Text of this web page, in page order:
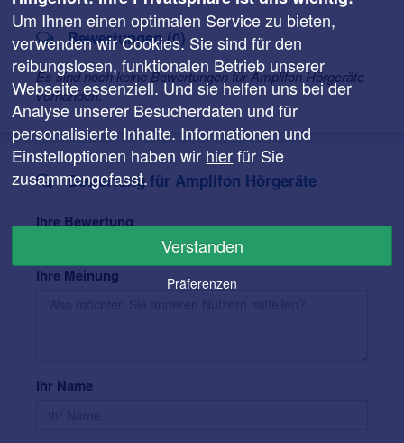
Bewertungen (0)
Es sind noch keine Bewertungen für Amplifon Hörgeräte
vorhanden.
Bewertung für Amplifon Hörgeräte
Ihre Bewertung
Ihre Meinung
Ihr Name
Um Ihnen einen optimalen Service zu bieten,
verwenden wir Cookies. Sie sind für den
reibungslosen, funktionalen Betrieb unserer
Webseite essenziell. Und sie helfen uns bei der
Analyse unserer Besucherdaten und für
personalisierte Inhalte. Informationen und
Einstelloptionen haben wir hierfür Sie
zusammengefasst.
Verstanden
Präferenzen